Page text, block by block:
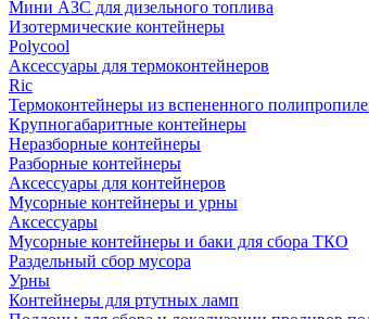
Мини АЗС для дизельного топлива
Изотермические контейнеры
Polycool
Аксессуары для термоконтейнеров
Ric
Термоконтейнеры из вспененного
Крупногабаритные контейнеры
Неразборные контейнеры
Разборные контейнеры
Аксессуары для контейнеров
Мусорные контейнеры и урны
Аксессуары
Мусорные контейнеры и баки для сбора ТКО
Раздельный сбор мусора
Урны
Контейнеры для ртутных ламп